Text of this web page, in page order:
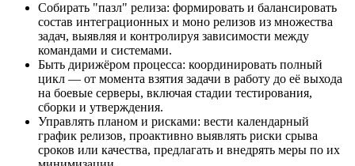
Собирать "пазл" релиза: формировать и балансировать
состав интеграционных и моно релизов из множества
задач, выявляя и контролируя зависимости между
командами и системами.
Быть дирижёром процесса: координировать полный
цикл — от момента взятия задачи в работу до её выхода
на боевые серверы, включая стадии тестирования,
сборки и утверждения.
Управлять планом и рисками: вести календарный
график релизов, проактивно выявлять риски срыва
сроков или качества, предлагать и внедрять меры по их